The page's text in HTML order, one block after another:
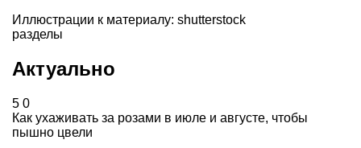
Иллюстрации к материалу: shutterstock
разделы
Актуально
5 0
Как ухаживать за розами в июле и августе, чтобы
пышно цвели